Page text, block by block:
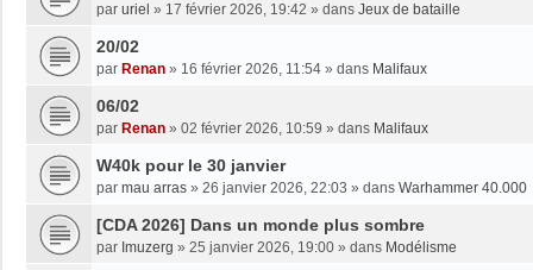
par uriel » 17 février 2026, 19:42 » dans Jeux de bataille
20/02
par Renan » 16 février 2026, 11:54 » dans Malifaux
06/02
par Renan » 02 février 2026, 10:59 » dans Malifaux
W40k pour le 30 janvier
par mau arras » 26 janvier 2026, 22:03 » dans Warhammer 40.000
[CDA 2026] Dans un monde plus sombre
par Imuzerg » 25 janvier 2026, 19:00 » dans Modélisme